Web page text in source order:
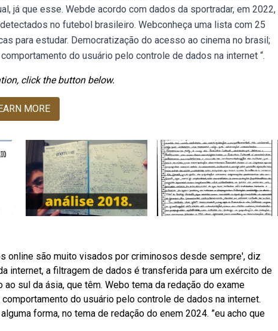
já que esse. Webde acordo com dados da sportradar, em 2022,
no futebol brasileiro. Webconheça uma lista com 25
para estudar. Democratização do acesso ao cinema no brasil;
do usuário pelo controle de dados na internet “.
click the button below.
MORE
online são muito visados por criminosos desde sempre', diz
internet, a filtragem de dados é transferida para um exército de
sul da ásia, que têm. Webo tema da redação do exame
do usuário pelo controle de dados na internet.
forma, no tema de redação do enem 2024. ”eu acho que